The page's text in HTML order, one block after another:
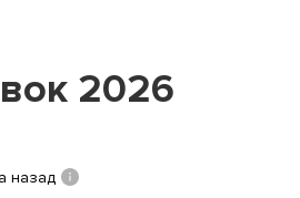
2026
назад